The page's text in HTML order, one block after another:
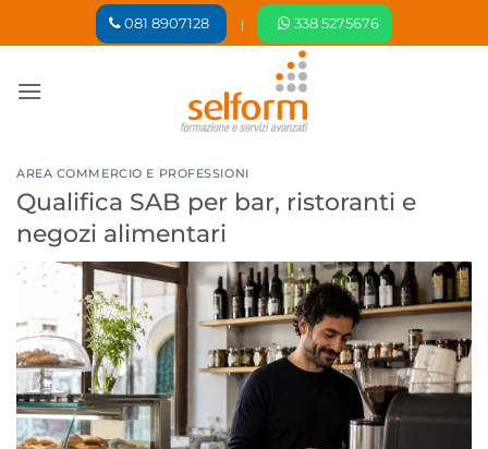
081 8907128 | 338 5275676
AREA COMMERCIO E PROFESSIONI
Qualifica SAB per bar, ristoranti e
negozi alimentari